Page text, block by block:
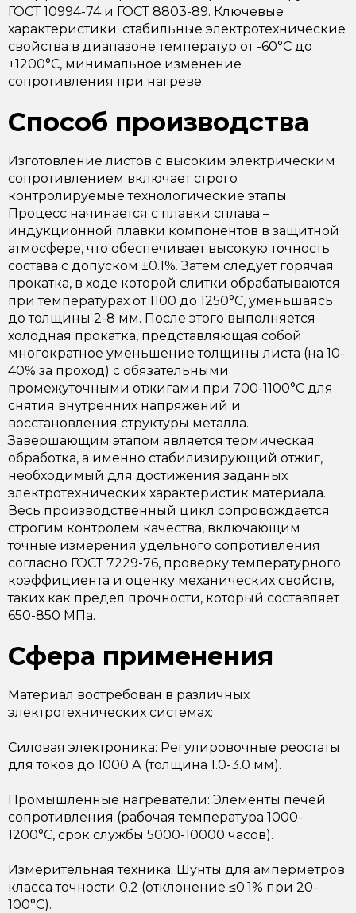
ГОСТ 10994-74 и ГОСТ 8803-89. Ключевые
характеристики: стабильные электротехнические
свойства в диапазоне температур от -60°C до
+1200°C, минимальное изменение
сопротивления при нагреве.
Способ производства
Изготовление листов с высоким электрическим
сопротивлением включает строго
контролируемые технологические этапы.
Процесс начинается с плавки сплава –
индукционной плавки компонентов в защитной
атмосфере, что обеспечивает высокую точность
состава с допуском ±0.1%. Затем следует горячая
прокатка, в ходе которой слитки обрабатываются
при температурах от 1100 до 1250°C, уменьшаясь
до толщины 2-8 мм. После этого выполняется
холодная прокатка, представляющая собой
многократное уменьшение толщины листа (на 10-
40% за проход) с обязательными
промежуточными отжигами при 700-1100°C для
снятия внутренних напряжений и
восстановления структуры металла.
Завершающим этапом является термическая
обработка, а именно стабилизирующий отжиг,
необходимый для достижения заданных
электротехнических характеристик материала.
Весь производственный цикл сопровождается
строгим контролем качества, включающим
точные измерения удельного сопротивления
согласно ГОСТ 7229-76, проверку температурного
коэффициента и оценку механических свойств,
таких как предел прочности, который составляет
650-850 МПа.
Сфера применения
Материал востребован в различных
электротехнических системах:
Силовая электроника: Регулировочные реостаты
для токов до 1000 А (толщина 1.0-3.0 мм).
Промышленные нагреватели: Элементы печей
сопротивления (рабочая температура 1000-
1200°C, срок службы 5000-10000 часов).
Измерительная техника: Шунты для амперметров
класса точности 0.2 (отклонение ≤0.1% при 20-
100°C).